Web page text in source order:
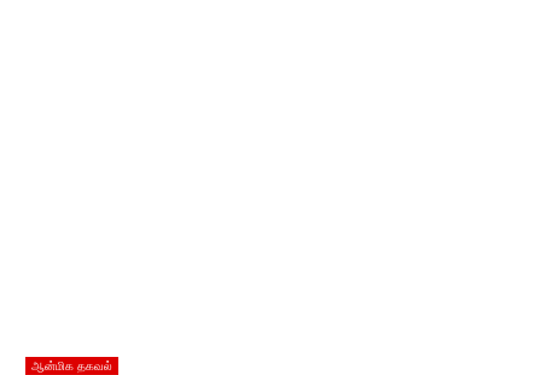
ஆன்மிக தகவல்